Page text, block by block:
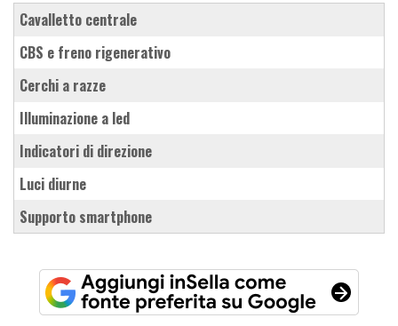
cavalletto centrale
CBS e freno rigenerativo
cerchi a razze
illuminazione a led
indicatori di direzione
luci diurne
supporto smartphone